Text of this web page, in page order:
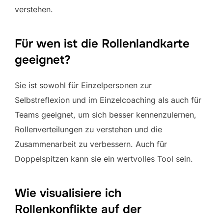
verstehen.
Für wen ist die Rollenlandkarte
geeignet?
Sie ist sowohl für Einzelpersonen zur
Selbstreflexion und im Einzelcoaching als auch für
Teams geeignet, um sich besser kennenzulernen,
Rollenverteilungen zu verstehen und die
Zusammenarbeit zu verbessern. Auch für
Doppelspitzen kann sie ein wertvolles Tool sein.
Wie visualisiere ich
Rollenkonflikte auf der